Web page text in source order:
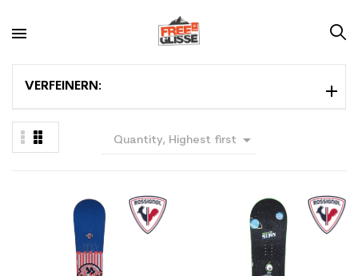
VERFEINERN:
Quantity, Highest first 